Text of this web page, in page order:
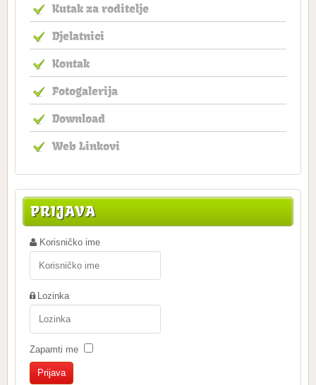
Kutak za roditelje
Djelatnici
Kontak
Fotogalerija
Download
Web Linkovi
PRIJAVA
Korisničko ime
Lozinka
Zapamti me